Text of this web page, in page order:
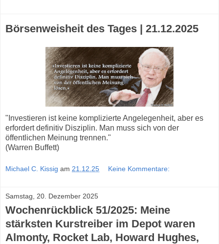
Börsenweisheit des Tages | 21.12.2025
"Investieren ist keine komplizierte Angelegenheit, aber es
erfordert definitiv Disziplin. Man muss sich von der
öffentlichen Meinung trennen."
(Warren Buffett)
Michael C. Kissig am 21.12.25 Keine Kommentare:
Samstag, 20. Dezember 2025
Wochenrückblick 51/2025: Meine
stärksten Kurstreiber im Depot waren
Almonty, Rocket Lab, Howard Hughes,